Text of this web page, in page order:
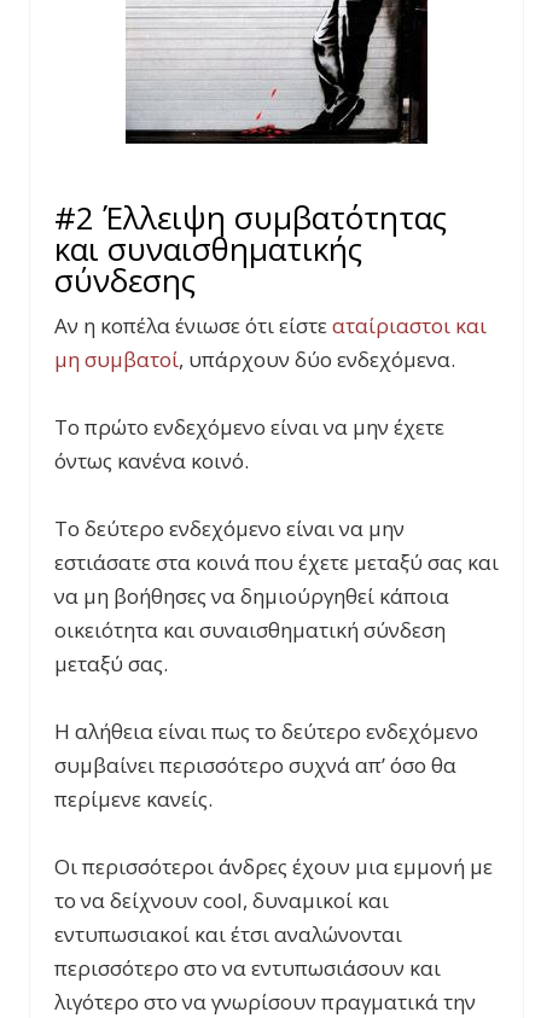
#2 Έλλειψη συμβατότητας
και συναισθηματικής
σύνδεσης
Αν η κοπέλα ένιωσε ότι είστεαταίριαστοι και
μη συμβατοί, υπάρχουν δύο ενδεχόμενα.
Το πρώτο ενδεχόμενο είναι να μην έχετε
όντως κανένα κοινό.
Το δεύτερο ενδεχόμενο είναι να μην
εστιάσατε στα κοινά που έχετε μεταξύ σας και
να μη βοήθησες να δημιούργηθεί κάποια
οικειότητα και συναισθηματική σύνδεση
μεταξύ σας.
Η αλήθεια είναι πως το δεύτερο ενδεχόμενο
συμβαίνει περισσότερο συχνά απ’ όσο θα
περίμενε κανείς.
Οι περισσότεροι άνδρες έχουν μια εμμονή με
το να δείχνουν cool, δυναμικοί και
εντυπωσιακοί και έτσι αναλώνονται
περισσότερο στο να εντυπωσιάσουν και
λιγότερο στο να γνωρίσουν πραγματικά την